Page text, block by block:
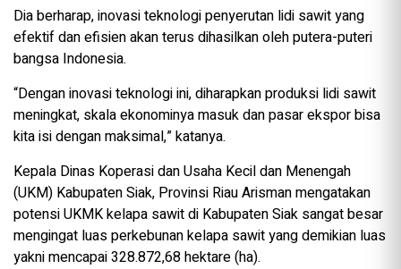
Dia berharap, inovasi teknologi penyerutan lidi sawit yang
efektif dan efisien akan terus dihasilkan oleh putera-puteri
bangsa Indonesia.
“Dengan inovasi teknologi ini, diharapkan produksi lidi sawit
meningkat, skala ekonominya masuk dan pasar ekspor bisa
kita isi dengan maksimal,” katanya.
Kepala Dinas Koperasi dan Usaha Kecil dan Menengah
(UKM) Kabupaten Siak, Provinsi Riau Arisman mengatakan
potensi UKMK kelapa sawit di Kabupaten Siak sangat besar
mengingat luas perkebunan kelapa sawit yang demikian luas
yakni mencapai 328.872,68 hektare (ha).